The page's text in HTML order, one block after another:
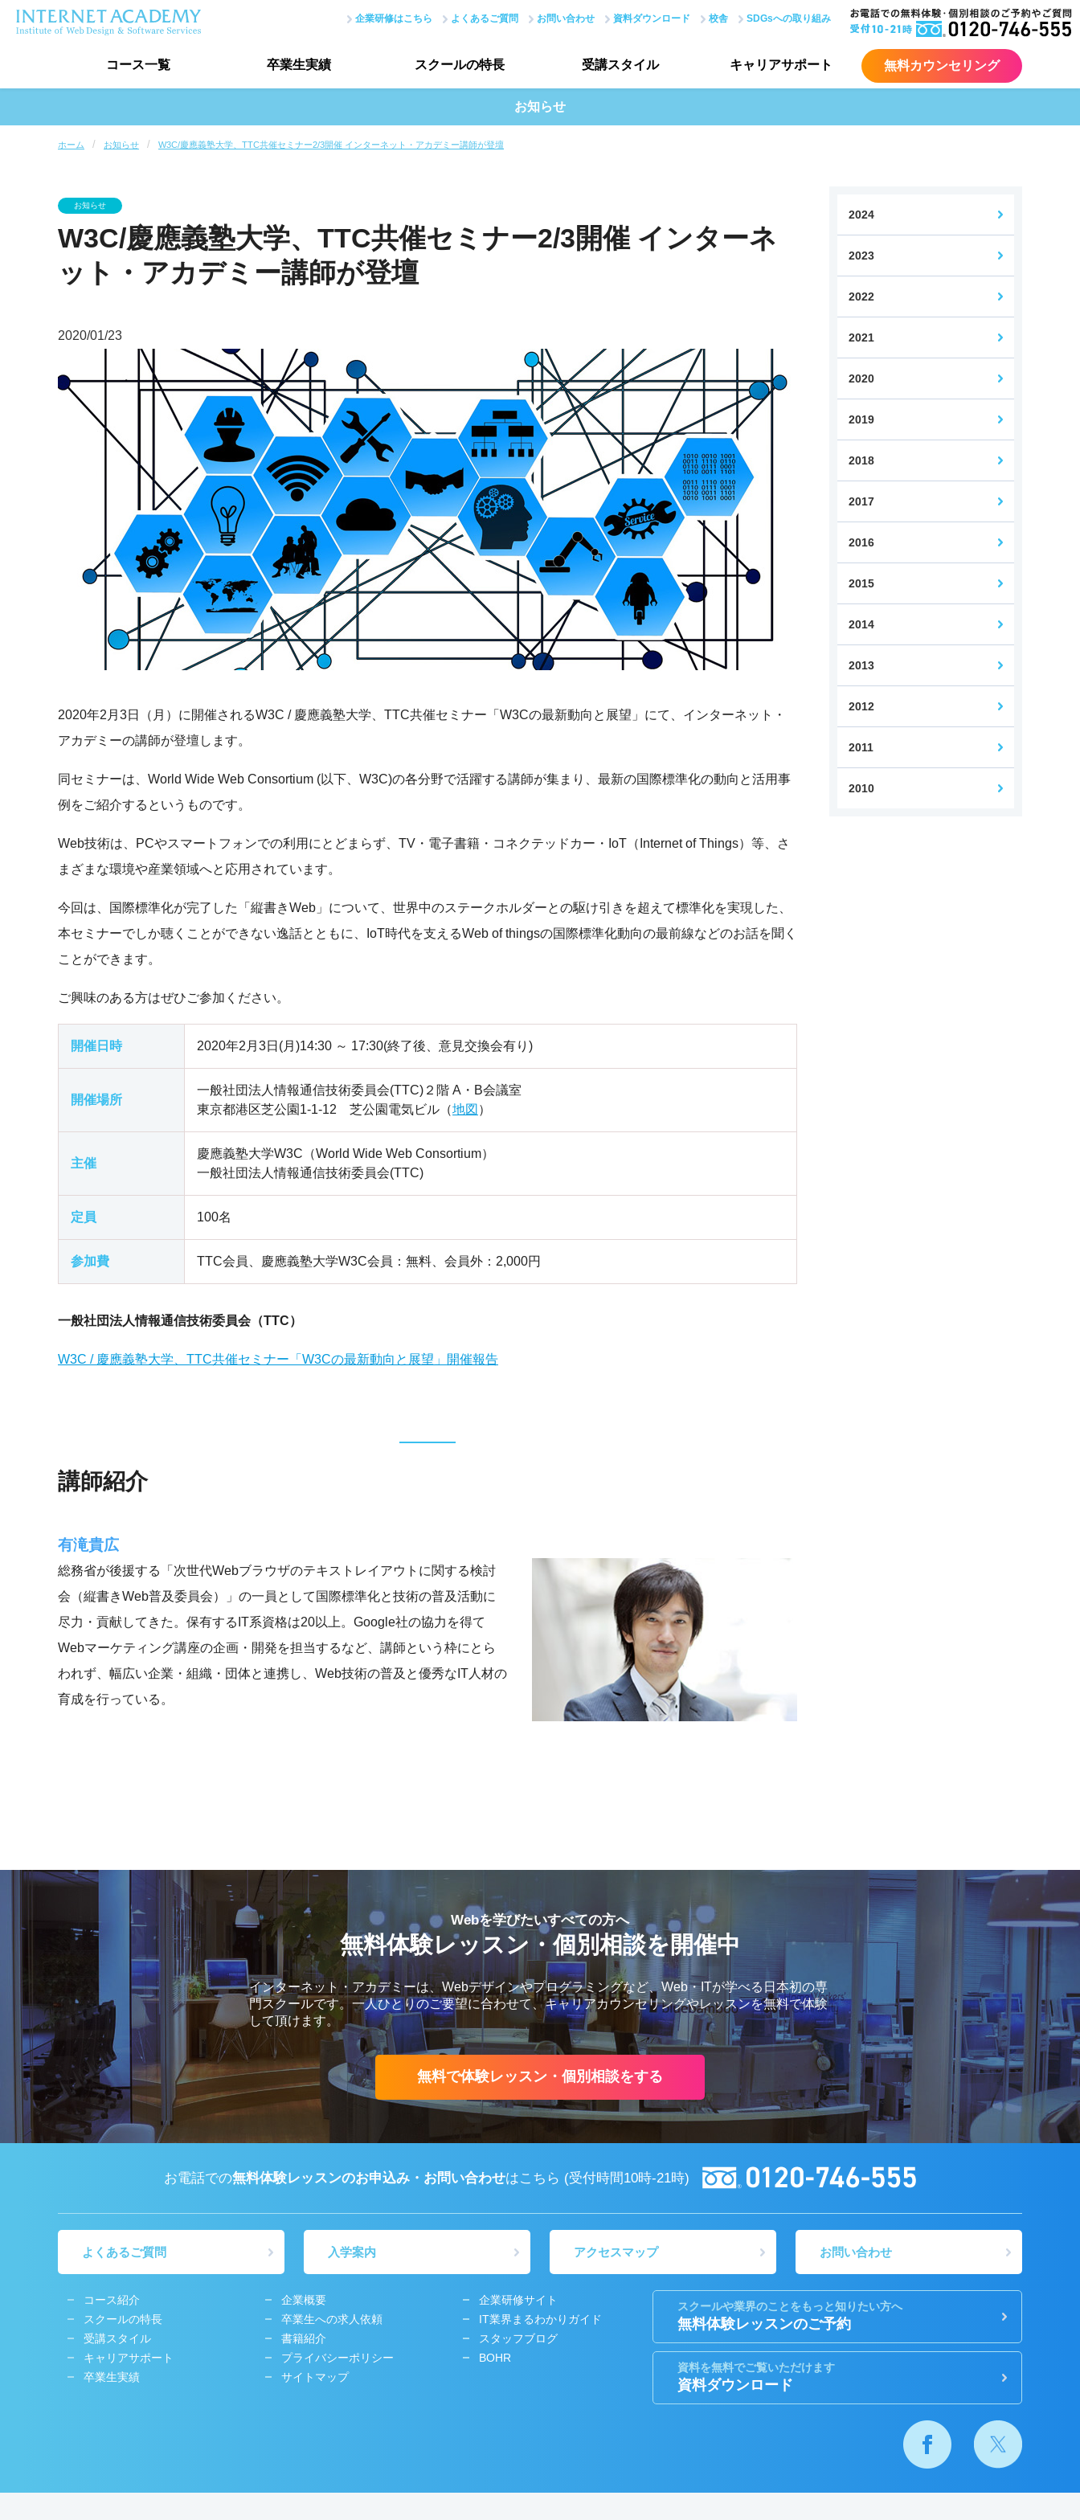
企業研修はこちら よくあるご質問 お問い合わせ 資料ダウンロード 校舎 SDGsへの取り組み
コース一覧
講座一覧
デザインコース一覧
Webデザイナー入門コース Webデザイナーコース
講座一覧
ウェブデザイン技能検定対策講座
マーケティングコース一覧
Webプロデューサーコース ECサイト運用コース Webディレクターコース Web担当者コース
プロジェクトマネジメント講座 Webマーケティング講座
卒業生実績 スクールの特長
スクールの特長トップ
最新で正確なスキル
受講スタイル
受講スタイルトップ
授業評価アンケート
キャリアサポート 無料カウンセリング
お知らせ
ホーム お知らせ W3C/慶應義塾大学、TTC共催セミナー2/3開催 インターネット・アカデミー講師が登壇
お知らせ
W3C/慶應義塾大学、TTC共催セミナー2/3開催 インターネ
ット・アカデミー講師が登壇
2020/01/23
2020年2月3日（月）に開催されるW3C / 慶應義塾大学、TTC共催セミナー「W3Cの最新動向と展望」にて、インターネット・
アカデミーの講師が登壇します。
同セミナーは、World Wide Web Consortium (以下、W3C)の各分野で活躍する講師が集まり、最新の国際標準化の動向と活用事
例をご紹介するというものです。
Web技術は、PCやスマートフォンでの利用にとどまらず、TV・電子書籍・コネクテッドカー・IoT（Internet of Things）等、さ
まざまな環境や産業領域へと応用されています。
今回は、国際標準化が完了した「縦書きWeb」について、世界中のステークホルダーとの駆け引きを超えて標準化を実現した、
本セミナーでしか聴くことができない逸話とともに、IoT時代を支えるWeb of thingsの国際標準化動向の最前線などのお話を聞く
ことができます。
ご興味のある方はぜひご参加ください。
開催日時 2020年2月3日(月)14:30 ～ 17:30(終了後、意見交換会有り)
開催場所
一般社団法人情報通信技術委員会(TTC)２階 A・B会議室
東京都港区芝公園1-1-12 芝公園電気ビル（地図 ）
主催
慶應義塾大学W3C（World Wide Web Consortium）
一般社団法人情報通信技術委員会(TTC)
定員 100名
参加費 TTC会員、慶應義塾大学W3C会員：無料、会員外：2,000円
一般社団法人情報通信技術委員会（TTC）
W3C / 慶應義塾大学、TTC共催セミナー「W3Cの最新動向と展望」開催報告
講師紹介
有滝貴広
総務省が後援する「次世代Webブラウザのテキストレイアウトに関する検討
会（縦書きWeb普及委員会）」の一員として国際標準化と技術の普及活動に
尽力・貢献してきた。保有するIT系資格は20以上。Google社の協力を得て
Webマーケティング講座の企画・開発を担当するなど、講師という枠にとら
われず、幅広い企業・組織・団体と連携し、Web技術の普及と優秀なIT人材の
育成を行っている。
2024
2023
2022
2021
2020
2019
2018
2017
2016
2015
2014
2013
2012
2011
2010
Webを学びたいすべての方へ
無料体験レッスン・個別相談を開催中
インターネット・アカデミーは、Webデザインやプログラミングなど、Web・ITが学べる日本初の専
門スクールです。一人ひとりのご要望に合わせて、キャリアカウンセリングやレッスンを無料で体験
して頂けます。
無料で体験レッスン・個別相談をする
お電話での無料体験レッスンのお申込み・お問い合わせはこちら (受付時間10時-21時)
よくあるご質問 入学案内 アクセスマップ お問い合わせ
コース紹介 企業概要
企業研修サイト
スクールの特長
卒業生への求人依頼
IT業界まるわかりガイド
受講スタイル
書籍紹介
スタッフブログ
キャリアサポート
プライバシーポリシー
BOHR
卒業生実績
サイトマップ
スクールや業界のことをもっと知りたい方へ
無料体験レッスンのご予約
資料を無料でご覧いただけます
資料ダウンロード